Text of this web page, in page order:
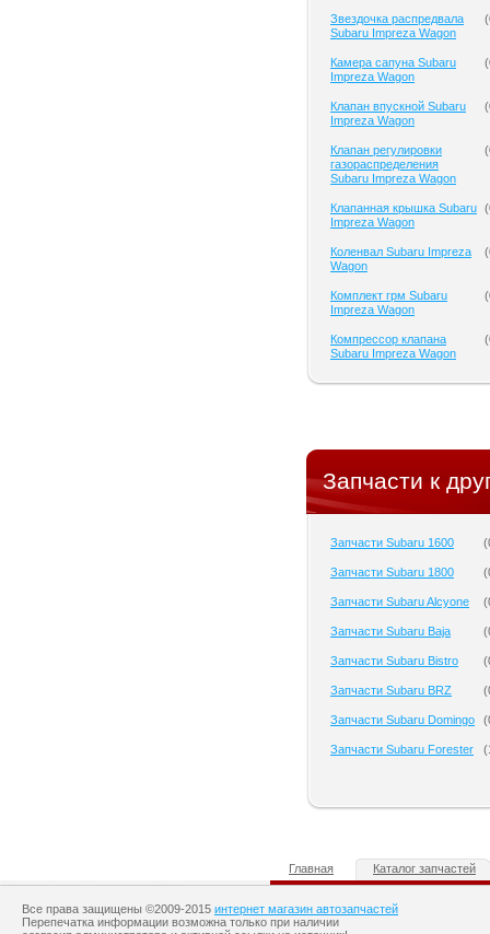
Звездочка распредвала
Subaru Impreza Wagon
(
Камера сапуна Subaru
Impreza Wagon
(
Клапан впускной Subaru
Impreza Wagon
(
Клапан регулировки
газораспределения
Subaru Impreza Wagon
(
Клапанная крышка Subaru
Impreza Wagon
(
Коленвал Subaru Impreza
Wagon
(
Комплект грм Subaru
Impreza Wagon
(
Компрессор клапана
Subaru Impreza Wagon
(
Запчасти к
Запчасти Subaru 1600 (
Запчасти Subaru 1800 (
Запчасти Subaru Alcyone (
Запчасти Subaru Baja (
Запчасти Subaru Bistro (
Запчасти Subaru BRZ (
Запчасти Subaru Domingo (
Запчасти Subaru Forester (
Главная Каталог запчастей
Все права защищены ©2009-2015 интернет магазин автозапчастей
Перепечатка информации возможна только при наличии